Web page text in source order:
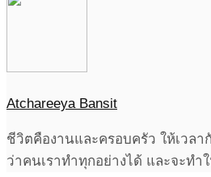
Atchareeya Bansit
ชีวิตคืองานและครอบครัว ให้เวล
ว่าคนเราทำทุกอย่างได้ และจะทำ